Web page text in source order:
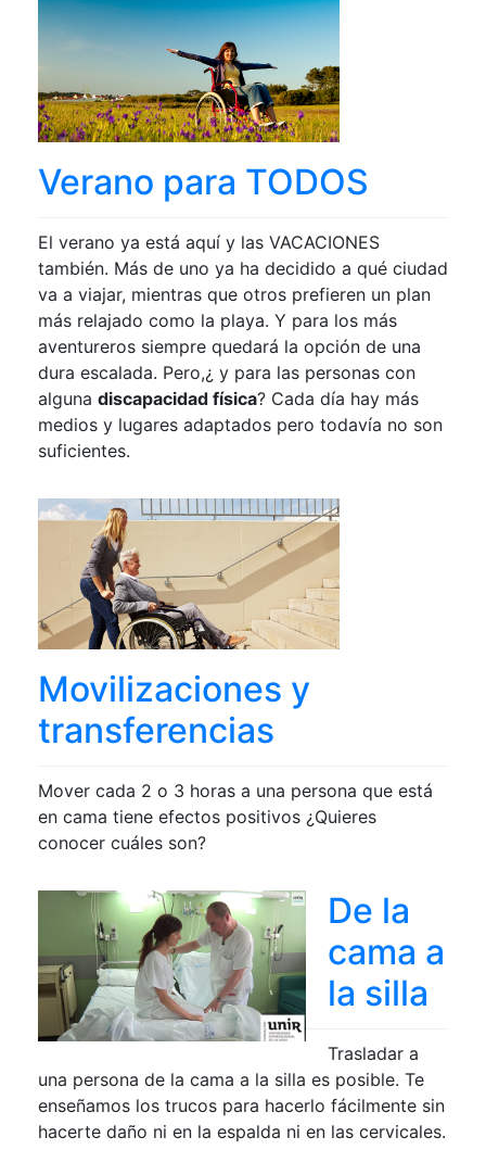
Verano para TODOS
El verano ya está aquí y las VACACIONES
también. Más de uno ya ha decidido a qué ciudad
va a viajar, mientras que otros prefieren un plan
más relajado como la playa. Y para los más
aventureros siempre quedará la opción de una
dura escalada. Pero,¿ y para las personas con
alguna discapacidad física? Cada día hay más
medios y lugares adaptados pero todavía no son
suficientes.
Movilizaciones y
transferencias
Mover cada 2 o 3 horas a una persona que está
en cama tiene efectos positivos ¿Quieres
conocer cuáles son?
De la
cama a
la silla
Trasladar a
una persona de la cama a la silla es posible. Te
enseñamos los trucos para hacerlo fácilmente sin
hacerte daño ni en la espalda ni en las cervicales.